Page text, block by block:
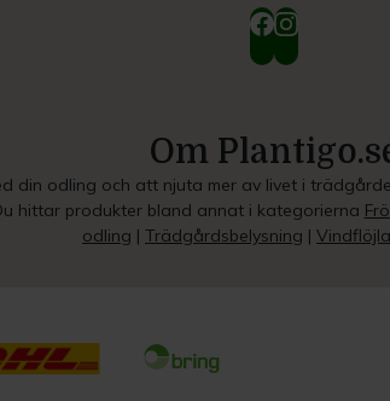
Om
din odling och att njuta mer av livet i
hittar produkter bland annat i kategorierna
odling | Trädgårdsbelysning |